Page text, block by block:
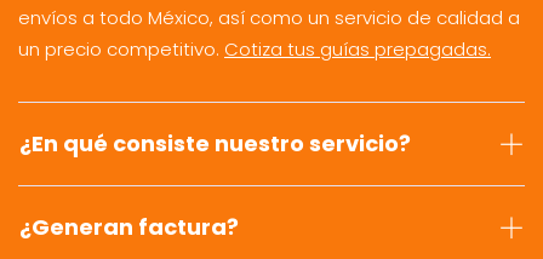
envíos a todo México, así como un servicio de calidad a
un precio competitivo. Cotiza tus guías prepagadas.
¿En qué consiste nuestro servicio?
¿Generan factura?